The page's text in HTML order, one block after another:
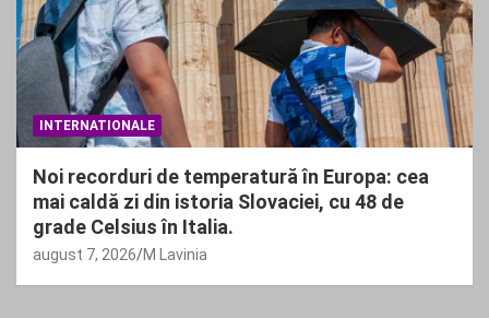
INTERNATIONALE
Noi recorduri de temperatură în Europa: cea
mai caldă zi din istoria Slovaciei, cu 48 de
grade Celsius în Italia.
august 7, 2026 M Lavinia